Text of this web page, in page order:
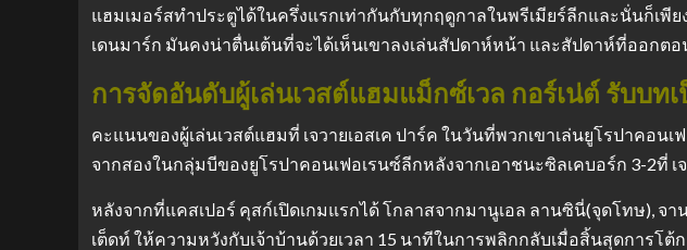
แฮมเมอร์สทำประตูได้ในครึ่งแรกเท่ากันกับทุกฤดูกาลในพรีเมียร์ลีกและนั่นก็เ
เดนมาร์ก มันคงน่าตื่นเต้นที่จะได้เห็นเขาลงเล่นสัปดาห์หน้า และสัปดาห์ที่ออกต
การจัดอันดับผู้เล่นเวสต์แฮมแม็กซ์เวล กอร์เน่ต์ รับบ
คะแนนของผู้เล่นเวสต์แฮมที่ เจวายเอสเค ปาร์ค ในวันที่พวกเขาเล่นยูโรปาคอ
จากสองในกลุ่มบีของยูโรปาคอนเฟอเรนซ์ลีกหลังจากเอาชนะซิลเคบอร์ก 3-2ที่ เจ
หลังจากที่แคสเปอร์ คุสก์เปิดเกมแรกได้ โกลาสจากมานูเอล ลานซินี่(จุดโทษ), จ
เต็ดท์ ให้ความหวังกับเจ้าบ้านด้วยเวลา 15 นาทีในการพลิกกลับเมื่อสิ้นสุดการโ